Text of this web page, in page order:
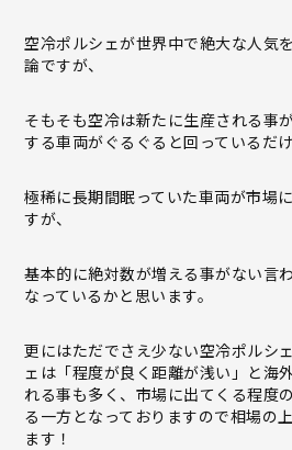
空冷ポルシェが世界中で絶大な人気
論ですが、
そもそも空冷は新たに生産される事
する車両がぐるぐると回っているだけ
極稀に長期間眠っていた車両が市場
すが、
基本的に絶対数が増える事がない言
なっているかと思います。
更にはただでさえ少ない空冷ポルシ
ェは「程度が良く距離が浅い」と海
れる事も多く、市場に出てくる程度
る一方となっておりますので相場の
ます！